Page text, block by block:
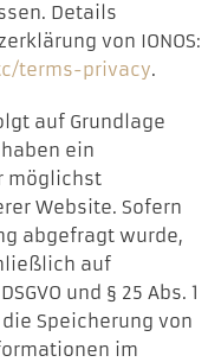
Details
von IONOS:
terms-privacy.
auf Grundlage
haben ein
möglichst
Website. Sofern
abgefragt wurde,
auf
und § 25 Abs. 1
Speicherung von
im